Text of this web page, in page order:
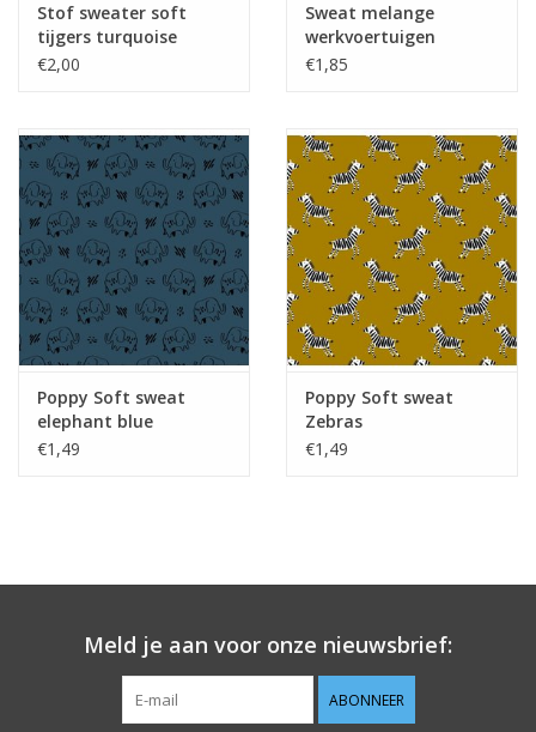
Sale / Coupons
Cadeaubonnen
Guy's blog
Loyalty
Stof sweater soft
tijgers turquoise
(GOTS)
€2,00
Sweat melange
werkvoertuigen
€1,85
Poppy Soft sweat
elephant blue
€1,49
Poppy Soft sweat
Zebras
€1,49
Meld je aan voor onze nieuwsbrief:
ABONNEER